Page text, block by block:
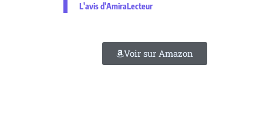
L'avis d'AmiraLecteur
Voir sur Amazon